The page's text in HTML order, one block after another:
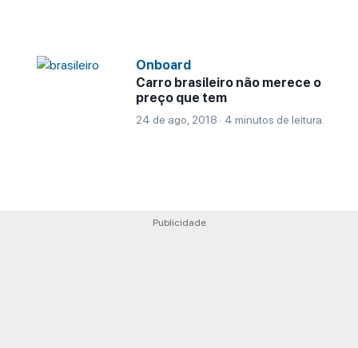
Onboard
Carro brasileiro não merece o
preço que tem
24 de ago, 2018 · 4 minutos de leitura.
Publicidade